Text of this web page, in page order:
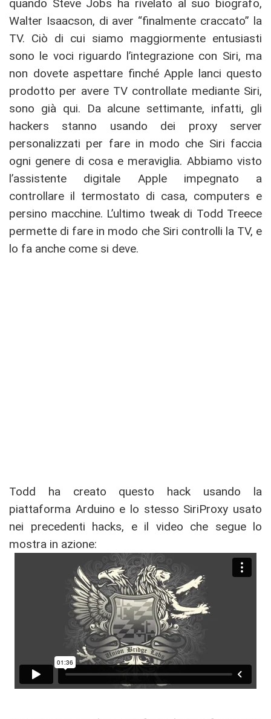
quando Steve Jobs ha rivelato al suo biografo,
Walter Isaacson, di aver “finalmente craccato” la
TV. Ciò di cui siamo maggiormente entusiasti
sono le voci riguardo l’integrazione con Siri, ma
non dovete aspettare finché Apple lanci questo
prodotto per avere TV controllate mediante Siri,
sono già qui. Da alcune settimante, infatti, gli
hackers stanno usando dei proxy server
personalizzati per fare in modo che Siri faccia
ogni genere di cosa e meraviglia. Abbiamo visto
l’assistente digitale Apple impegnato a
controllare il termostato di casa, computers e
persino macchine. L’ultimo tweak di Todd Treece
permette di fare in modo che Siri controlli la TV, e
lo fa anche come si deve.
Todd ha creato questo hack usando la
piattaforma Arduino e lo stesso SiriProxy usato
nei precedenti hacks, e il video che segue lo
mostra in azione: